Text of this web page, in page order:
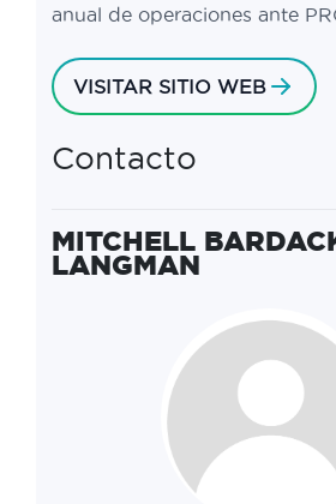
anual de operaciones ante
VISITAR SITIO WEB
Contacto
MITCHELL
LANGMAN